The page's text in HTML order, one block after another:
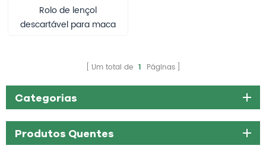
Rolo de lençol
descartável para maca
impermeável para uso
Um total de 1 Páginas
Categorias
Produtos Quentes